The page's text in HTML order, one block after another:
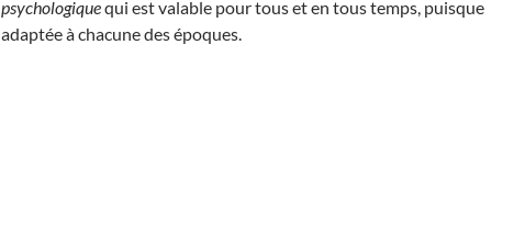
psychologiquequi est valable pour tous et en tous temps, puisque
adaptée à chacune des époques.